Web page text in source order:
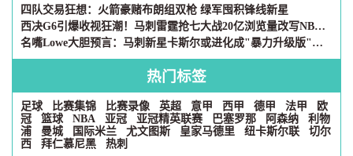
四队交易狂想：火箭豪赌布朗组双枪 绿军囤积锋线新星
西决G6引爆收视狂潮！马刺雷霆抢七大战20亿浏览量改写NBA社媒历史
名嘴Lowe大胆预言：马刺新星卡斯尔或进化成"暴力升级版"韦德
热门标签
足球 比赛集锦 比赛录像 英超 意甲 西甲 德甲 法甲
欧
冠
篮球 NBA 亚冠 亚冠精英联赛 巴塞罗那 阿森纳
利物
浦
曼城 国际米兰 尤文图斯 皇家马德里 纽卡斯尔联
切尔
西
拜仁慕尼黑 热刺